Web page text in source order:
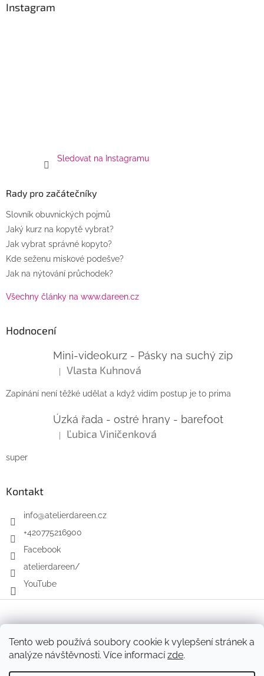
Tento web používá soubory cookie k vylepšení stránek a
analýze návštěvnosti. Více informacízde.
Instagram
Sledovat na Instagramu
Rady pro začátečníky
Slovník obuvnických pojmů
Jaký kurz na kopytě vybrat?
Jak vybrat správné kopyto?
Kde seženu miskové podešve?
Jak na nýtování průchodek?
Všechny články na www.dareen.cz
Hodnocení
Mini-videokurz - Pásky na suchý zip
Hodnocení produktu je 5 z 5 hvězdiček.
Vlasta Kuhnová
Zapínání není těžké udělat a když vidím postup je to prima
Úzká řada - ostré hrany - barefoot
Hodnocení produktu je 5 z 5 hvězdiček.
Ľubica Viničenková
super
Kontakt
info@atelierdareen.cz
+420775216900
Facebook
atelierdareen/
YouTube